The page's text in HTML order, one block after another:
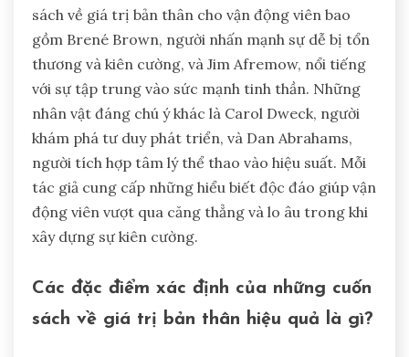
sách về giá trị bản thân cho vận động viên bao
gồm Brené Brown, người nhấn mạnh sự dễ bị tổn
thương và kiên cường, và Jim Afremow, nổi tiếng
với sự tập trung vào sức mạnh tinh thần. Những
nhân vật đáng chú ý khác là Carol Dweck, người
khám phá tư duy phát triển, và Dan Abrahams,
người tích hợp tâm lý thể thao vào hiệu suất. Mỗi
tác giả cung cấp những hiểu biết độc đáo giúp vận
động viên vượt qua căng thẳng và lo âu trong khi
xây dựng sự kiên cường.
Các đặc điểm xác định của những cuốn
sách về giá trị bản thân hiệu quả là gì?